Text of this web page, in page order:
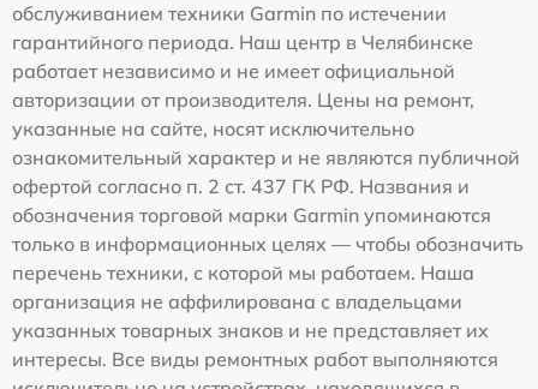
обслуживанием техники Garmin по истечении
гарантийного периода. Наш центр в Челябинске
работает независимо и не имеет официальной
авторизации от производителя. Цены на ремонт,
указанные на сайте, носят исключительно
ознакомительный характер и не являются публичной
офертой согласно п. 2 ст. 437 ГК РФ. Названия и
обозначения торговой марки Garmin упоминаются
только в информационных целях — чтобы обозначить
перечень техники, с которой мы работаем. Наша
организация не аффилирована с владельцами
указанных товарных знаков и не представляет их
интересы. Все виды ремонтных работ выполняются